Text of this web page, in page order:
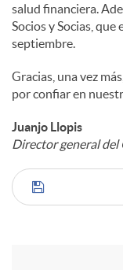
salud financiera.
Socios y Socias,
septiembre.
Gracias, una vez
por confiar en
Juanjo Llopis
Director general del
C